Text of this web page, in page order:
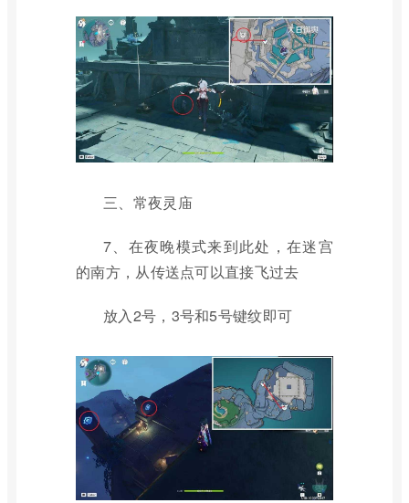
三、常夜灵庙
7、在夜晚模式来到此处，在迷宫
的南方，从传送点可以直接飞过去
放入2号，3号和5号键纹即可